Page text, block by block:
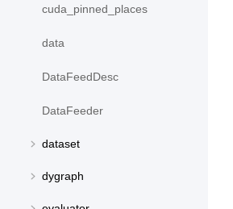
cuda_pinned_places
data
DataFeedDesc
DataFeeder
dataset
dygraph